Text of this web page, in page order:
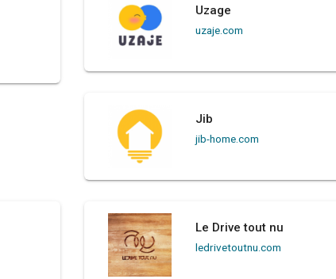
Uzage
uzaje.com
Jib
jib-home.com
Le Drive tout nu
ledrivetoutnu.com